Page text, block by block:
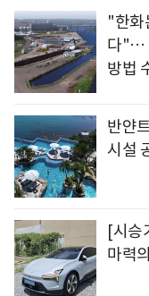
"한화
다"…
방법
반얀
시설
[시승
마력